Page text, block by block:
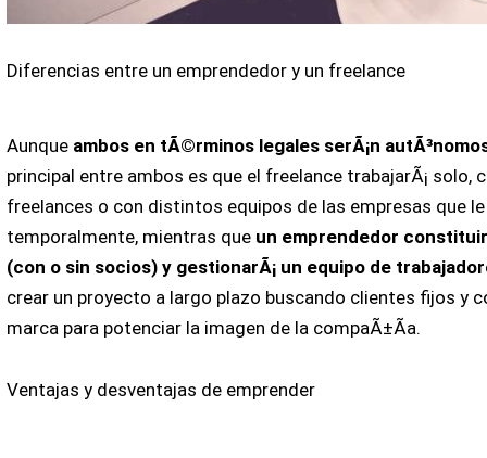
Diferencias entre un emprendedor y un freelance
Aunqueambos en tÃ©rminos legales serÃ¡n
principal entre ambos es que el freelance trabajarÃ¡ solo,
freelances o con distintos equipos de las empresas que
temporalmente, mientras que un emprendedor
(con o sin socios) y gestionarÃ¡ un equipo de
crear un proyecto a largo plazo buscando clientes fijos y
marca para potenciar la imagen de la compaÃ±Ã­a.
Ventajas y desventajas de emprender